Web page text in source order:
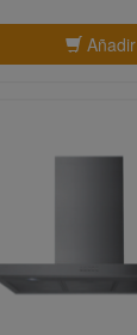
Añadir